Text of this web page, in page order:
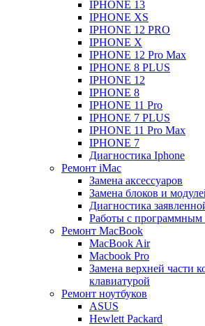
IPHONE 13
IPHONE XS
IPHONE 12 PRO
IPHONE X
IPHONE 12 Pro Max
IPHONE 8 PLUS
IPHONE 12
IPHONE 8
IPHONE 11 Pro
IPHONE 7 PLUS
IPHONE 11 Pro Max
IPHONE 7
Диагностика Iphone
Ремонт iMac
Замена аксессуаров
Замена блоков и
Диагностика
Работы с программным
Ремонт MacBook
MacBook Air
Macbook Pro
Замена верхней части
клавиатурой
Ремонт ноутбуков
ASUS
Hewlett Packard